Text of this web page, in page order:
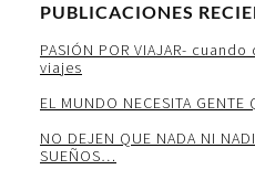
PUBLICACIONES
PASIÓN POR VIAJAR-
viajes
EL MUNDO NECESITA GENTE
NO DEJEN QUE NADA NI
SUEÑOS…